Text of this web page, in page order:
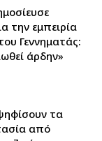
την εμπειρία
Γεννηματάς:
άρδην»
τα
από